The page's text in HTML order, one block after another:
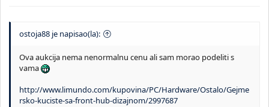
ostoja88 je napisao(la):
Ova aukcija nema nenormalnu cenu ali sam morao podeliti s
vama
http://www.limundo.com/kupovina/PC/Hardware/Ostalo/Gejme
rsko-kuciste-sa-front-hub-dizajnom/2997687